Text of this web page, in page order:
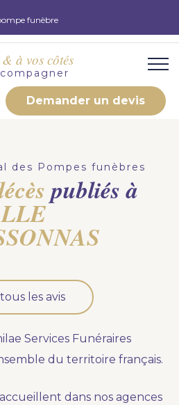
funèbre
à vos côtés
Demander un devis
s'engage à vous répondre
obsèques
vos obsèques et soulager
de la cérémonie.
prévoyance
des Pompes funèbres
publiés à
les avis
Services Funéraires
du territoire français.
dans nos agences